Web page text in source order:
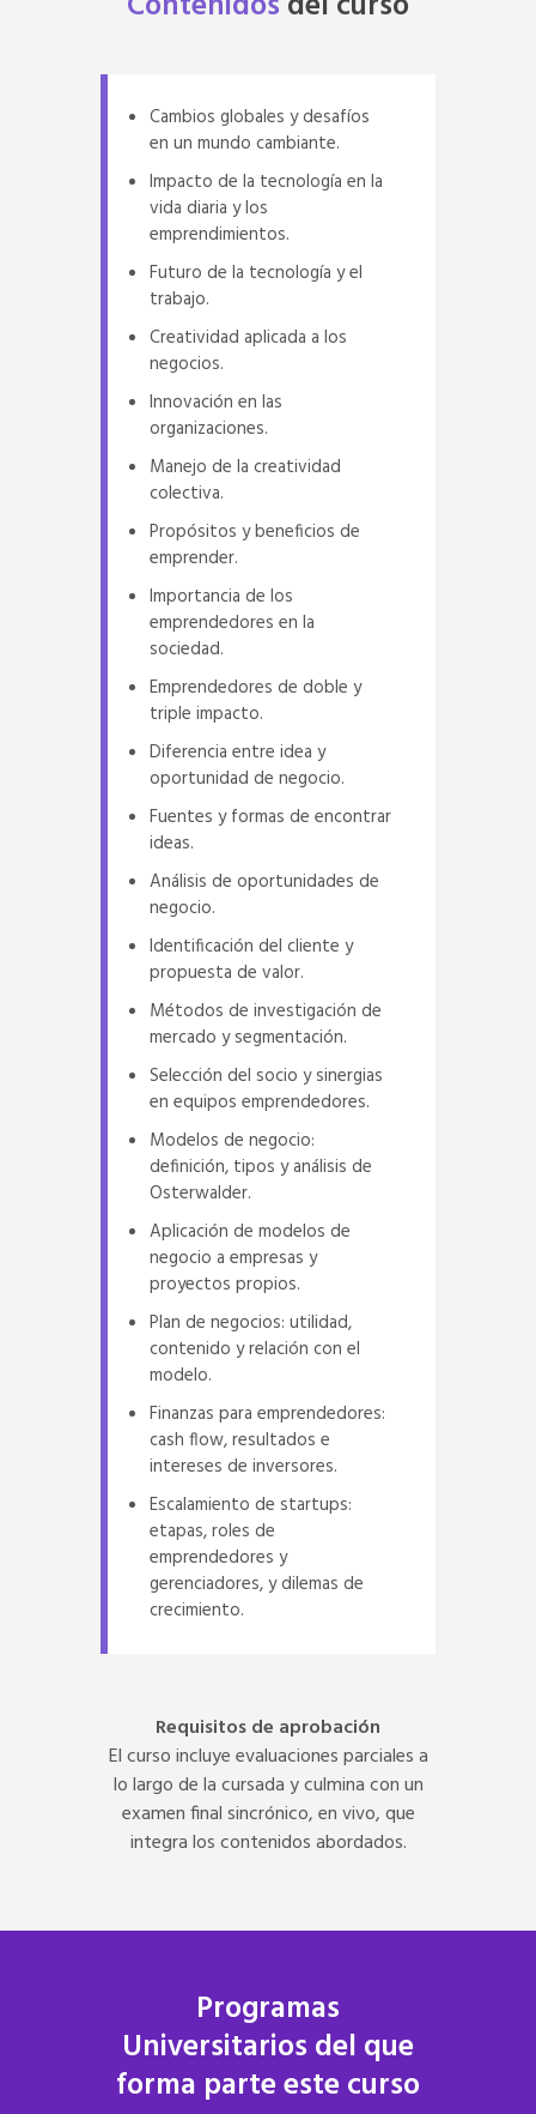
Cambios globales y desafíos
en un mundo cambiante.
Impacto de la tecnología en la
vida diaria y los
emprendimientos.
Futuro de la tecnología y el
trabajo.
Creatividad aplicada a los
negocios.
Innovación en las
organizaciones.
Manejo de la creatividad
colectiva.
Propósitos y beneficios de
emprender.
Importancia de los
emprendedores en la
sociedad.
Emprendedores de doble y
triple impacto.
Diferencia entre idea y
oportunidad de negocio.
Fuentes y formas de encontrar
ideas.
Análisis de oportunidades de
negocio.
Identificación del cliente y
propuesta de valor.
Métodos de investigación de
mercado y segmentación.
Selección del socio y sinergias
en equipos emprendedores.
Modelos de negocio:
definición, tipos y análisis de
Osterwalder.
Aplicación de modelos de
negocio a empresas y
proyectos propios.
Plan de negocios: utilidad,
contenido y relación con el
modelo.
Finanzas para emprendedores:
cash flow, resultados e
intereses de inversores.
Escalamiento de startups:
etapas, roles de
emprendedores y
gerenciadores, y dilemas de
crecimiento.
Requisitos de aprobación
El curso incluye evaluaciones parciales a
lo largo de la cursada y culmina con un
examen final sincrónico, en vivo, que
integra los contenidos abordados.
Programas
Universitarios del que
forma parte este curso